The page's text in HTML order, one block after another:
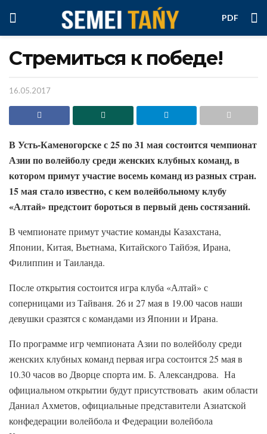
PDF
Стремиться к победе!
16.05.2017
В Усть-Каменогорске с 25 по 31 мая состоится чемпионат
Азии по волейболу среди женских клубных команд, в
котором примут участие восемь команд из разных стран.
15 мая стало известно, с кем волейбольному клубу
«Алтай» предстоит бороться в первый день состязаний.
В чемпионате примут участие команды Казахстана,
Японии, Китая, Вьетнама, Китайского Тайбэя, Ирана,
Филиппин и Таиланда.
После открытия состоится игра клуба «Алтай» с
соперницами из Тайваня. 26 и 27 мая в 19.00 часов наши
девушки сразятся с командами из Японии и Ирана.
По программе игр чемпионата Азии по волейболу среди
женских клубных команд первая игра состоится 25 мая в
10.30 часов во Дворце спорта им. Б. Александрова. На
официальном открытии будут присутствовать аким области
Даниал Ахметов, официальные представители Азиатской
конфедерации волейбола и Федерации волейбола